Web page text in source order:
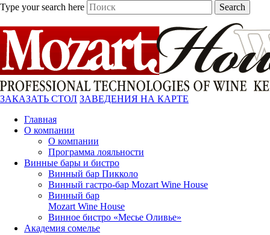
Type your search here Search
ЗАКАЗАТЬ СТОЛ ЗАВЕДЕНИЯ НА КАРТЕ
Главная
О компании
О компании
Программа лояльности
Винные бары и бистро
Винный бар Пикколо
Винный гастро-бар Mozart Wine House
Винный бар
Mozart Wine House
Винное бистро «Месье Оливье»
Академия сомелье